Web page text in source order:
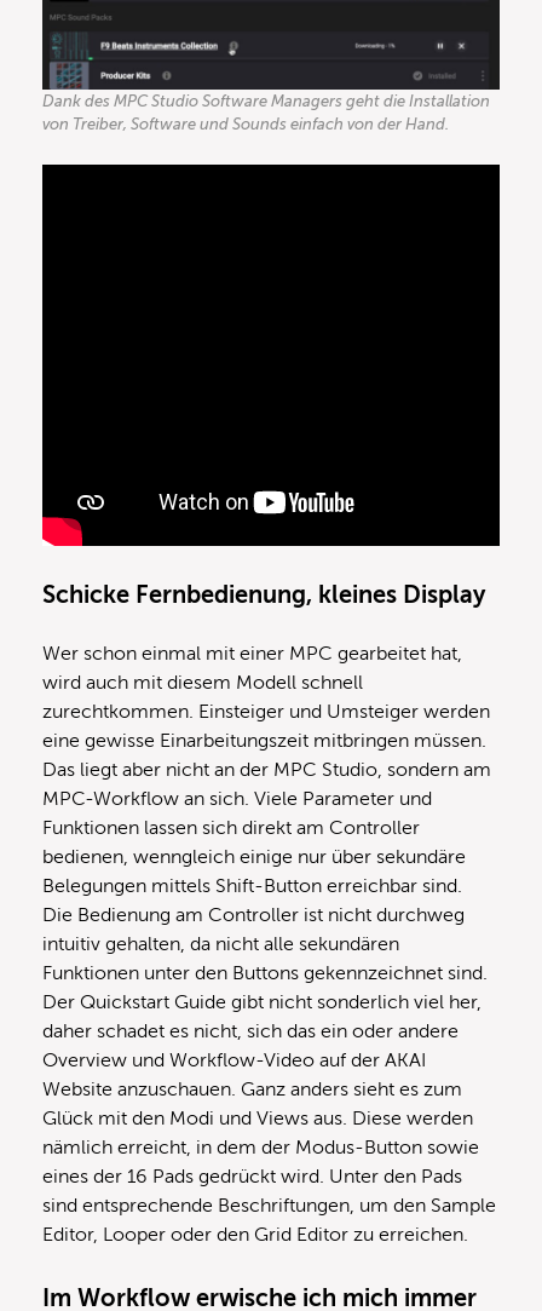
Dank des MPC Studio Software Managers geht die Installation
von Treiber, Software und Sounds einfach von der Hand.
Schicke Fernbedienung, kleines Display
Wer schon einmal mit einer MPC gearbeitet hat,
wird auch mit diesem Modell schnell
zurechtkommen. Einsteiger und Umsteiger werden
eine gewisse Einarbeitungszeit mitbringen müssen.
Das liegt aber nicht an der MPC Studio, sondern am
MPC-Workflow an sich. Viele Parameter und
Funktionen lassen sich direkt am Controller
bedienen, wenngleich einige nur über sekundäre
Belegungen mittels Shift-Button erreichbar sind.
Die Bedienung am Controller ist nicht durchweg
intuitiv gehalten, da nicht alle sekundären
Funktionen unter den Buttons gekennzeichnet sind.
Der Quickstart Guide gibt nicht sonderlich viel her,
daher schadet es nicht, sich das ein oder andere
Overview und Workflow-Video auf der AKAI
Website anzuschauen. Ganz anders sieht es zum
Glück mit den Modi und Views aus. Diese werden
nämlich erreicht, in dem der Modus-Button sowie
eines der 16 Pads gedrückt wird. Unter den Pads
sind entsprechende Beschriftungen, um den Sample
Editor, Looper oder den Grid Editor zu erreichen.
Im Workflow erwische ich mich immer